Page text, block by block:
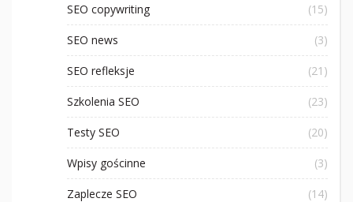
SEO copywriting (15)
SEO news (3)
SEO refleksje (21)
Szkolenia SEO (23)
Testy SEO (20)
Wpisy gościnne (3)
Zaplecze SEO (14)